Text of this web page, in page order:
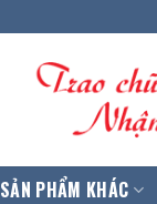
SẢN PHẨM KHÁC